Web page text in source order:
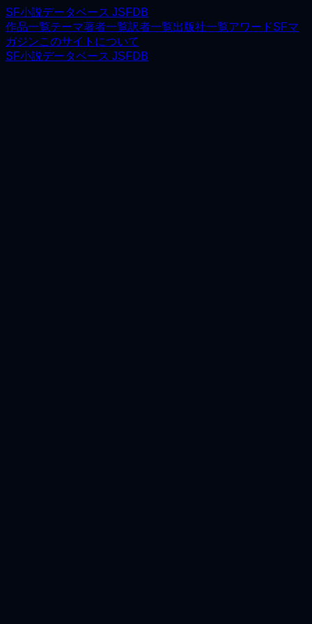
SF小説データベース JSFDB
作品一覧テーマ著者一覧訳者一覧出版社一覧アワードSFマ
ガジンこのサイトについて
SF小説データベース JSFDB